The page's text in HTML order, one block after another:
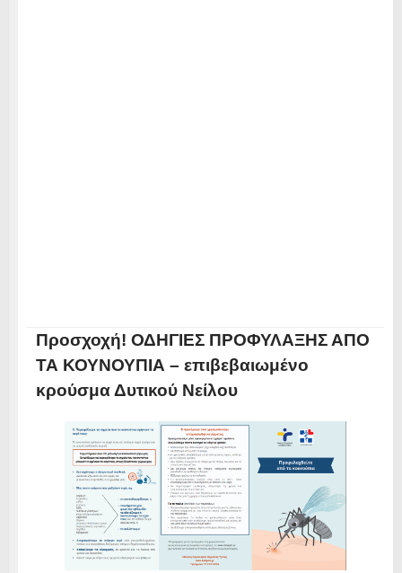
Προσχοχή! ΟΔΗΓΙΕΣ ΠΡΟΦΥΛΑΞΗΣ ΑΠΟ
ΤΑ ΚΟΥΝΟΥΠΙΑ – επιβεβαιωμένο
κρούσμα Δυτικού Νείλου